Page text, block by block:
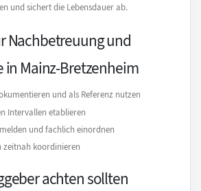
und sichert die Lebensdauer ab.
Nachbetreuung und
in Mainz-Bretzenheim
und als Referenz nutzen
Intervallen etablieren
und fachlich einordnen
zeitnah koordinieren
achten sollten